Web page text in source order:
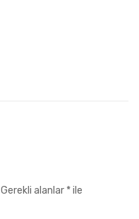
Gerekli alanlar *ile